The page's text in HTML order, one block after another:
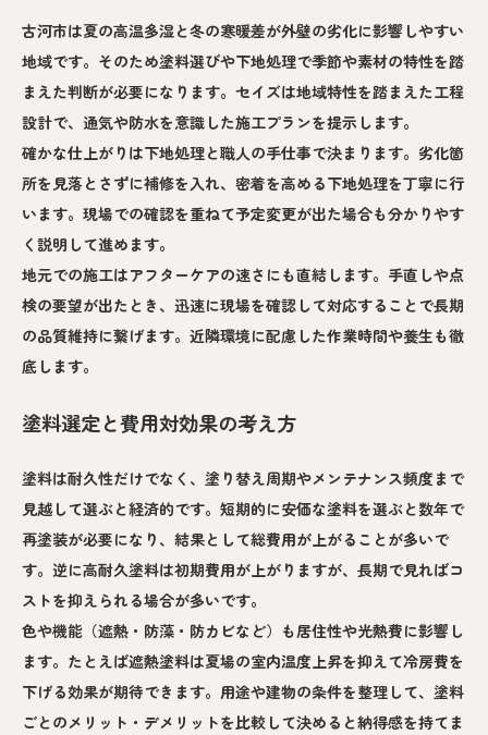
古河市は夏の高温多湿と冬の寒暖差が外壁の劣化に影響しやすい
地域です。そのため塗料選びや下地処理で季節や素材の特性を踏
まえた判断が必要になります。セイズは地域特性を踏まえた工程
設計で、通気や防水を意識した施工プランを提示します。
確かな仕上がりは下地処理と職人の手仕事で決まります。劣化箇
所を見落とさずに補修を入れ、密着を高める下地処理を丁寧に行
います。現場での確認を重ねて予定変更が出た場合も分かりやす
く説明して進めます。
地元での施工はアフターケアの速さにも直結します。手直しや点
検の要望が出たとき、迅速に現場を確認して対応することで長期
の品質維持に繋げます。近隣環境に配慮した作業時間や養生も徹
底します。
塗料選定と費用対効果の考え方
塗料は耐久性だけでなく、塗り替え周期やメンテナンス頻度まで
見越して選ぶと経済的です。短期的に安価な塗料を選ぶと数年で
再塗装が必要になり、結果として総費用が上がることが多いで
す。逆に高耐久塗料は初期費用が上がりますが、長期で見ればコ
ストを抑えられる場合が多いです。
色や機能（遮熱・防藻・防カビなど）も居住性や光熱費に影響し
ます。たとえば遮熱塗料は夏場の室内温度上昇を抑えて冷房費を
下げる効果が期待できます。用途や建物の条件を整理して、塗料
ごとのメリット・デメリットを比較して決めると納得感を持てま